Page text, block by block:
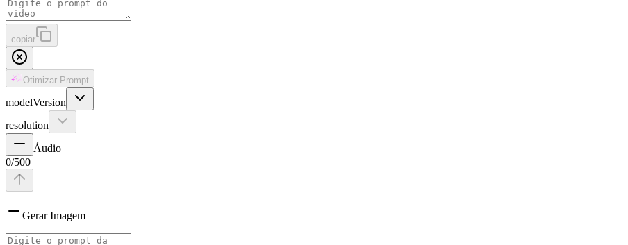
copiar
Otimizar Prompt
modelVersion
resolution
Áudio
0/500
Gerar Imagem